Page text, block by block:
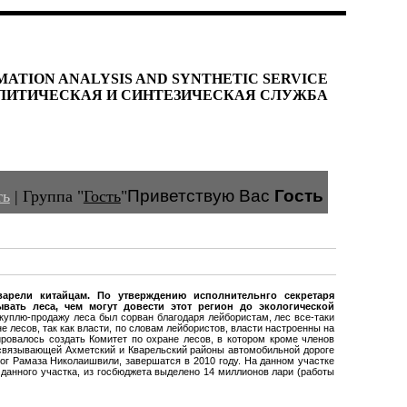
ANALYSIS AND SYNTHETIC SERVICE
И СИНТЕЗИЧЕСКАЯ СЛУЖБА
| Группа"Гость"Приветствую Вас Гость
китайцам. По утверждениюисполнительнго секретаря
леса, чем могут довести этот регион до экологической
продажу леса был сорван благодаря лейбористам, лес все-таки
лесов, так как власти, по словам лейбористов, власти настроенны на
создать Комитет по охране лесов, в котором кроме членов
Ахметский и Кварельский районы автомобильной дороге
Рамаза Николаишвили, завершатся в 2010 году. На данном участке
участка, из госбюджета выделено 14 миллионов лари (работы